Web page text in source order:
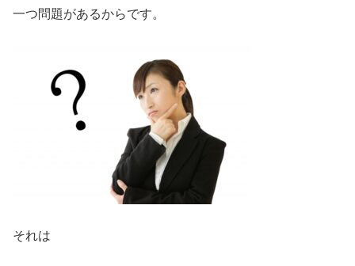
一つ問題があるからです。
それは